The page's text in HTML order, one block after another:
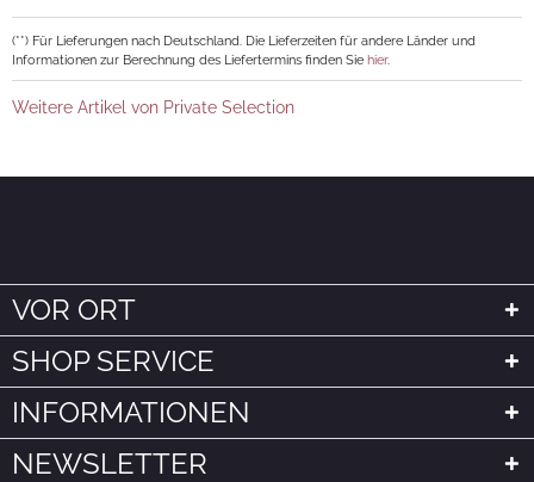
(**) Für Lieferungen nach Deutschland. Die Lieferzeiten für andere Länder und
Informationen zur Berechnung des Liefertermins finden Sie hier.
Weitere Artikel von Private Selection
VOR ORT
SHOP SERVICE
INFORMATIONEN
NEWSLETTER